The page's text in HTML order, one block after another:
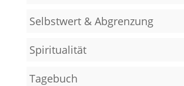
Selbstwert & Abgrenzung
Spiritualität
Tagebuch